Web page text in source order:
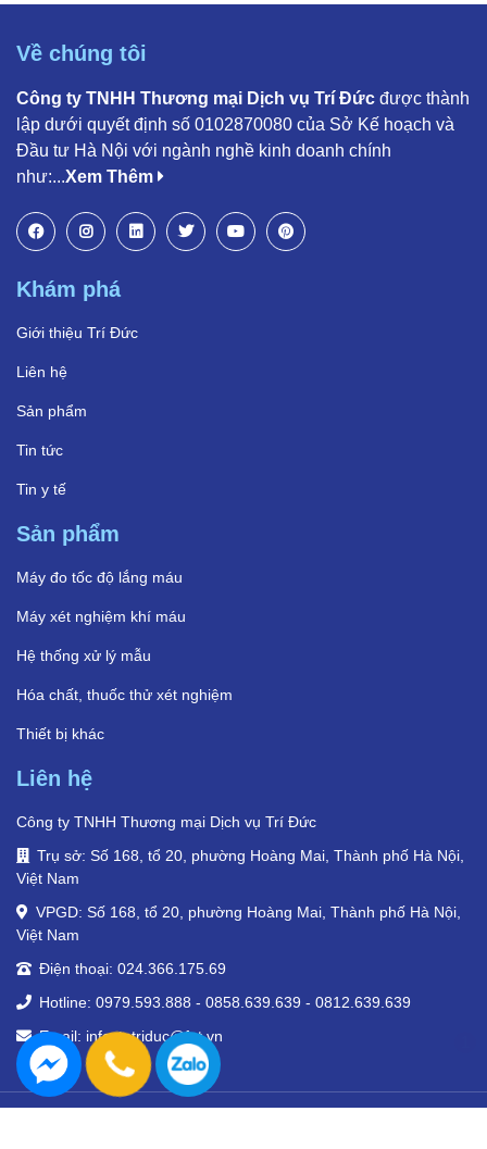
Về chúng tôi
Công ty TNHH Thương mại Dịch vụ Trí Đức được thành
lập dưới quyết định số 0102870080 của Sở Kế hoạch và
Đầu tư Hà Nội với ngành nghề kinh doanh chính
như:...Xem Thêm
Khám phá
Giới thiệu Trí Đức
Liên hệ
Sản phẩm
Tin tức
Tin y tế
Sản phẩm
Máy đo tốc độ lắng máu
Máy xét nghiệm khí máu
Hệ thống xử lý mẫu
Hóa chất, thuốc thử xét nghiệm
Thiết bị khác
Liên hệ
Công ty TNHH Thương mại Dịch vụ Trí Đức
Trụ sở: Số 168, tổ 20, phường Hoàng Mai, Thành phố Hà Nội,
Việt Nam
VPGD: Số 168, tổ 20, phường Hoàng Mai, Thành phố Hà Nội,
Việt Nam
Điện thoại: 024.366.175.69
Hotline: 0979.593.888 - 0858.639.639 - 0812.639.639
Email: infoytetriduc@fpt.vn